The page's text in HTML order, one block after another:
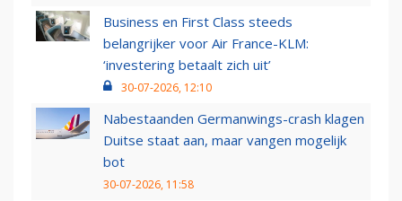
Business en First Class steeds
belangrijker voor Air France-KLM:
‘investering betaalt zich uit’
30-07-2026, 12:10
Nabestaanden Germanwings-crash klagen
Duitse staat aan, maar vangen mogelijk
bot
30-07-2026, 11:58